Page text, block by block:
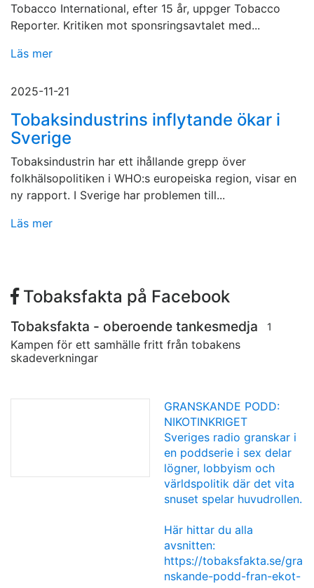
Tobacco International, efter 15 år, uppger Tobacco
Reporter. Kritiken mot sponsringsavtalet med...
Läs mer
2025-11-21
Tobaksindustrins inflytande ökar i
Sverige
Tobaksindustrin har ett ihållande grepp över
folkhälsopolitiken i WHO:s europeiska region, visar en
ny rapport. I Sverige har problemen till...
Läs mer
Tobaksfakta på Facebook
Tobaksfakta - oberoende tankesmedja 1
Kampen för ett samhälle fritt från tobakens
skadeverkningar
GRANSKANDE PODD:
NIKOTINKRIGET
Sveriges radio granskar i
en poddserie i sex delar
lögner, lobbyism och
världspolitik där det vita
snuset spelar huvudrollen.
Här hittar du alla
avsnitten:
https://tobaksfakta.se/gra
nskande-podd-fran-ekot-